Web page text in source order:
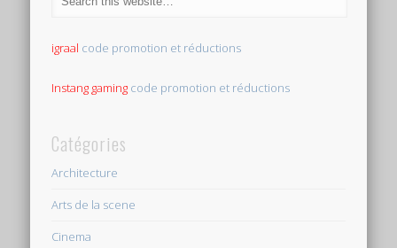
igraal code promotion et réductions
Instang gaming code promotion et réductions
Catégories
Architecture
Arts de la scene
Cinema